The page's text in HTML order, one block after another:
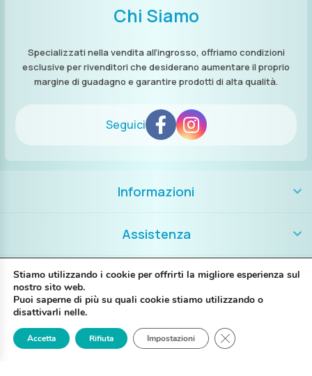
Login Registrati
Chi Siamo
Specializzati nella vendita all’ingrosso, offriamo condizioni
esclusive per rivenditori che desiderano aumentare il proprio
margine di guadagno e garantire prodotti di alta qualità.
Seguici
Informazioni
Assistenza
Contatti
+39 389 8986018
P. IVA IT02697130397
Stiamo utilizzando i cookie per offrirti la migliore esperienza sul
nostro sito web.
Puoi saperne di più su quali cookie stiamo utilizzando o
disattivarli nelle.
Accetta Rifiuta Impostazioni Close GDPR